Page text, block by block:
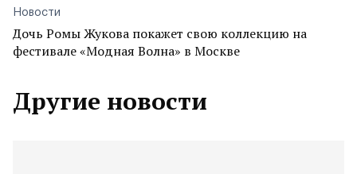
Новости
Дочь Ромы Жукова покажет свою коллекцию на
фестивале «Модная Волна» в Москве
Другие новости